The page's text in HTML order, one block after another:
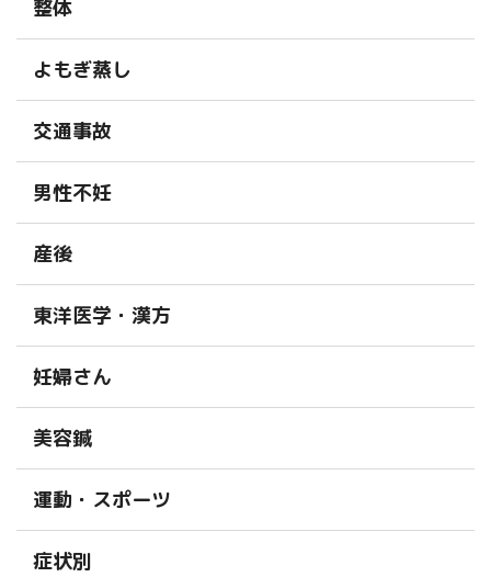
整体
よもぎ蒸し
交通事故
男性不妊
産後
東洋医学・漢方
妊婦さん
美容鍼
運動・スポーツ
症状別